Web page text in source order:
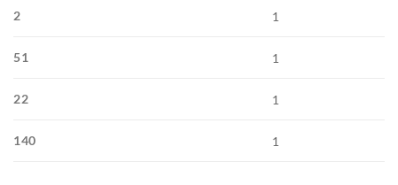
2 1
51 1
22 1
140 1